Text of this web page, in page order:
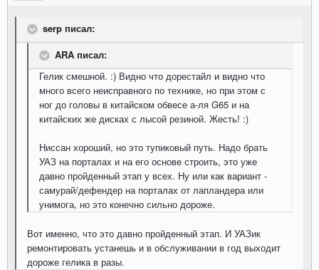
serp писал:
ARA писал:
Гелик смешной. :) Видно что дорестайл и видно что
много всего неисправного по технике, но при этом с
ног до головы в китайском обвесе а-ля G65 и на
китайских же дисках с лысой резиной. Жесть! :)
Ниссан хороший, но это тупиковый путь. Надо брать
УАЗ на порталах и на его основе строить, это уже
давно пройденный этап у всех. Ну или как вариант -
самурай/дефендер на порталах от лапландера или
унимога, но это конечно сильно дороже.
Вот именно, что это давно пройденный этап. И УАЗик
ремонтировать устанешь и в обслуживании в год выходит
дороже гелика в разы.